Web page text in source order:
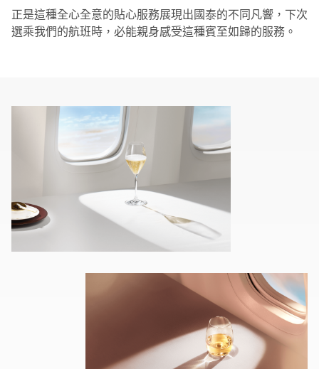
正是這種全心全意的貼心服務展現出國泰的不同凡響，下次
選乘我們的航班時，必能親身感受這種賓至如歸的服務。